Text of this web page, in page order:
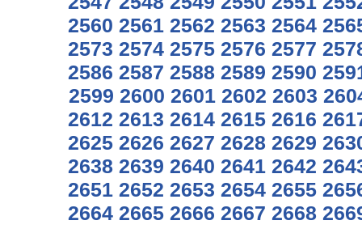
2560 2561 2562 2563 2564
2573 2574 2575 2576 2577
2586 2587 2588 2589 2590
2599 2600 2601 2602 2603
2612 2613 2614 2615 2616
2625 2626 2627 2628 2629
2638 2639 2640 2641 2642
2651 2652 2653 2654 2655
2664 2665 2666 2667 2668